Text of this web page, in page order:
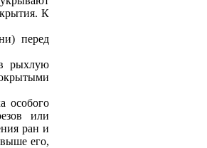
К
перед
рыхлую
особого
или
ран и
его,